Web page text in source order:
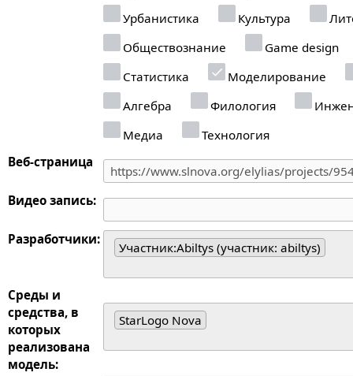
Урбанистика
Культура
Обществознание
Game design
Статистика
Моделирование
Алгебра
Филология
Медиа
Технология
Веб-страница
Видео запись:
Разработчики:
Участник:Abiltys (участник: abiltys)
Среды и
средства, в
которых
реализована
модель:
StarLogo Nova